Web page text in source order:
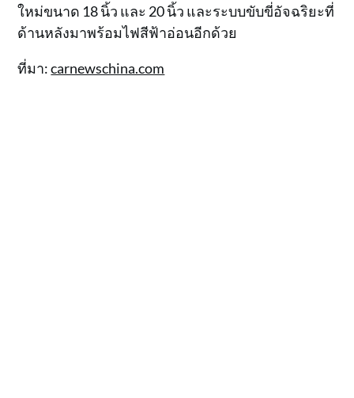
ใหม่ขนาด 18 นิ้ว และ 20 นิ้ว และระบบขับขี่อัจฉริยะที่
ด้านหลังมาพร้อมไฟสีฟ้าอ่อนอีกด้วย
ที่มา:carnewschina.com